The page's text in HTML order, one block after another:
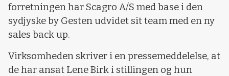
forretningen har Scagro A/S med base i den
sydjyske by Gesten udvidet sit team med en ny
sales back up.
Virksomheden skriver i en pressemeddelelse, at
de har ansat Lene Birk i stillingen og hun